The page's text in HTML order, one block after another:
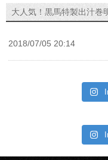
大人気！黒馬特製出汁巻
2018/07/05 20:14